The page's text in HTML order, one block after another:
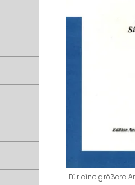
Für eine größere